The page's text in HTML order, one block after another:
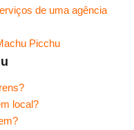
de uma agência
Picchu
local?